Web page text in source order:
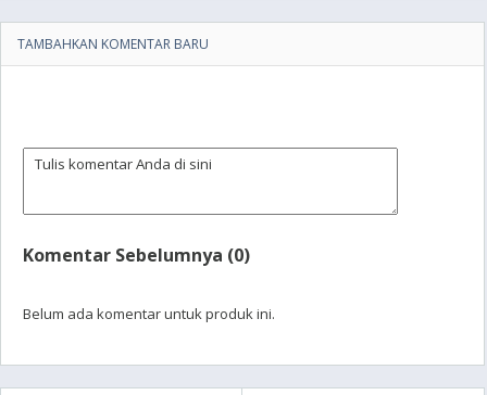
TAMBAHKAN KOMENTAR BARU
Komentar Sebelumnya (0)
Belum ada komentar untuk produk ini.